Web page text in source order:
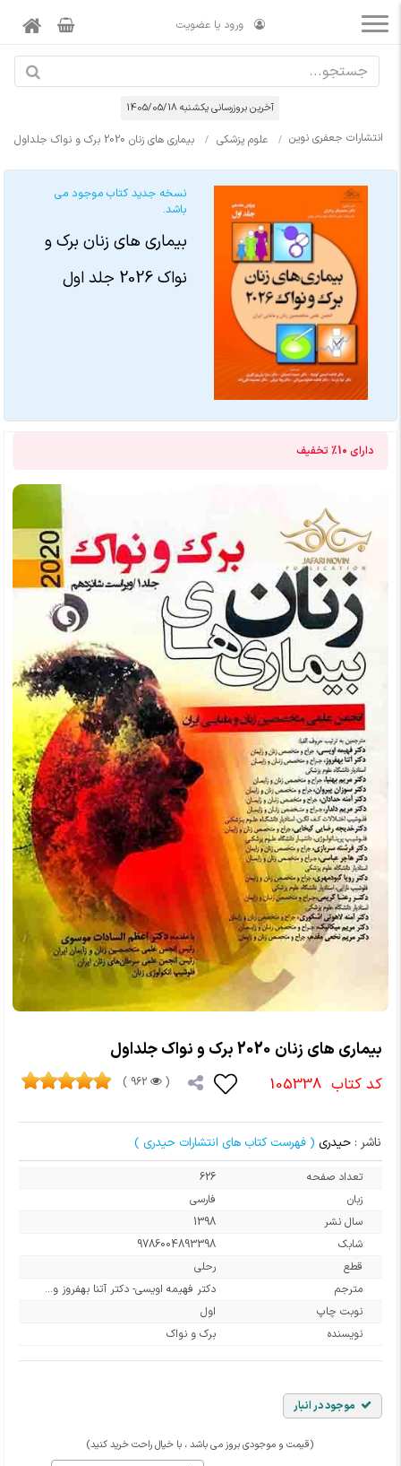
ورود یا عضویت
آخرین بروزرسانی يكشنبه 1405/05/18
انتشارات جعفری نوین علوم پزشکی بیماری های زنان 2020 برک و نواک جلداول
نسخه جدید کتاب موجود می
باشد.
بیماری های زنان برک و
نواک 2026 جلد اول
دارای 10% تخفیف
بیماری های زنان 2020 برک و نواک جلداول
کد کتاب 105338
(
962 )
ناشر : حیدری ( فهرست کتاب های انتشارات حیدری )
تعداد صفحه
626
زبان
فارسی
سال نشر
1398
شابک
9786004893398
قطع
رحلی
مترجم
دکتر فهیمه اویسی- دکتر آتنا بهفروز و...
نوبت چاپ
اول
نویسنده
برک و نواک
موجود در انبار
(قیمت و موجودی بروز می باشد ، با خیال راحت خرید کنید)